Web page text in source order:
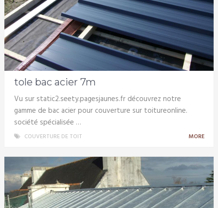
tole bac acier 7m
Vu sur static2.seety.pagesjaunes.fr découvrez notre
gamme de bac acier pour couverture sur toitureonline.
société spécialisée …
COUVERTURE DE TOIT MORE